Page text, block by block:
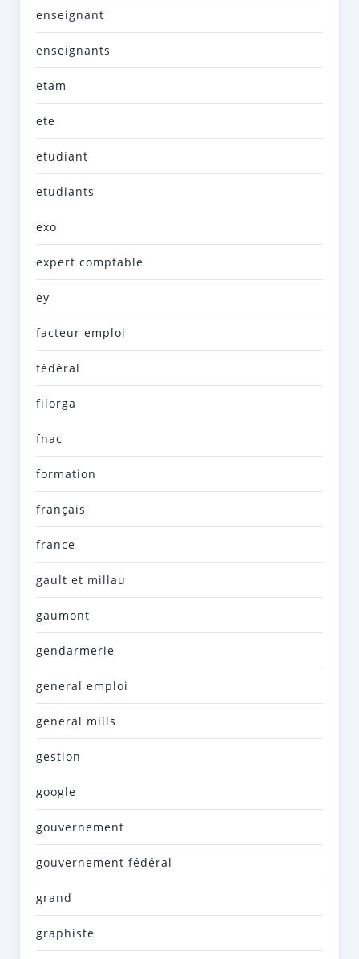
enseignant
enseignants
etam
ete
etudiant
etudiants
exo
expert comptable
ey
facteur emploi
fédéral
filorga
fnac
formation
français
france
gault et millau
gaumont
gendarmerie
general emploi
general mills
gestion
google
gouvernement
gouvernement fédéral
grand
graphiste